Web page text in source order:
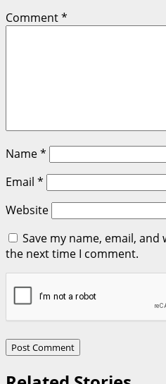
Comment*
Name*
Email *
Website
Save my name, email,
the next time I comment.